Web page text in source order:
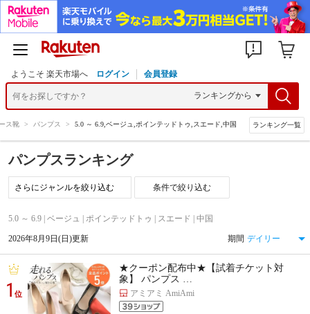
ようこそ 楽天市場へ ログイン 会員登録
ス靴 > パンプス > 5.0 ～ 6.9,ベージュ,ポインテッドトゥ,スエード,中国 ランキング一覧
パンプスランキング
条件で絞り込む
5.0 ～ 6.9 | ベージュ | ポインテッドトゥ | スエード | 中国
2026年8月9日(日)更新 期間
1位
★クーポン配布中★【試着チケット対
象】 パンプス …
アミアミ AmiAmi